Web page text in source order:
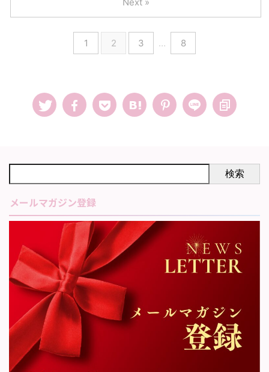
1 2 3 … 8
検索
メールマガジン登録